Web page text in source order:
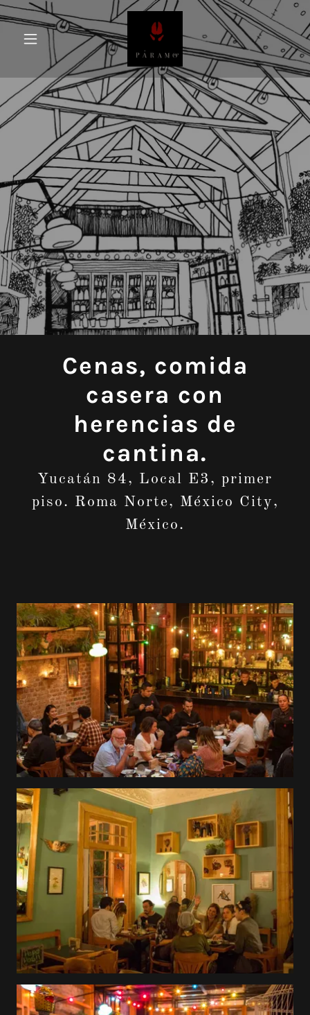
Cenas, comida
casera con
herencias de
cantina.
Yucatán 84, Local E3, primer
piso. Roma Norte, México City,
México.